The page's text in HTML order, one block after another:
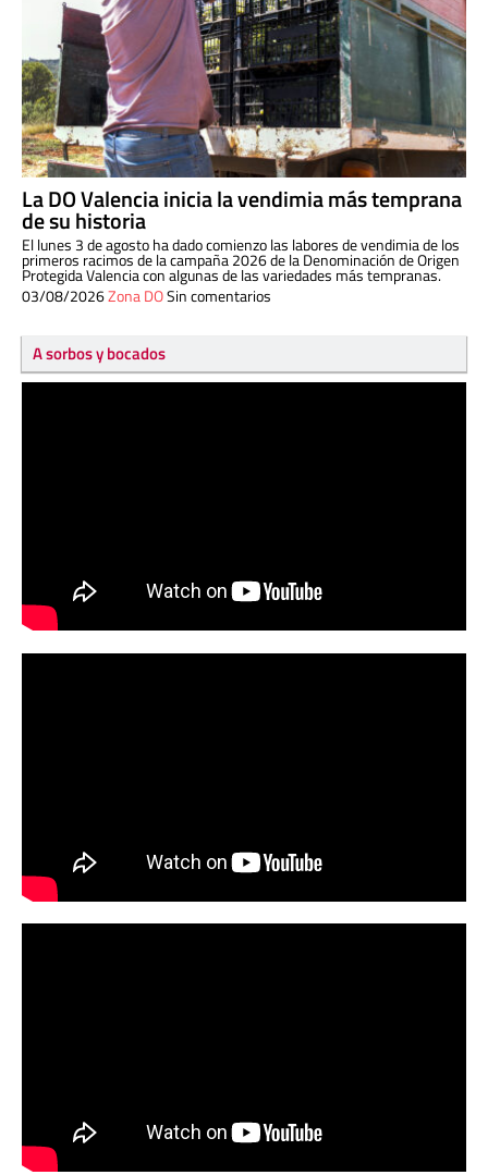
La DO Valencia inicia la vendimia más temprana
de su historia
El lunes 3 de agosto ha dado comienzo las labores de vendimia de los
primeros racimos de la campaña 2026 de la Denominación de Origen
Protegida Valencia con algunas de las variedades más tempranas.
03/08/2026Zona DOSin comentarios
A sorbos y bocados